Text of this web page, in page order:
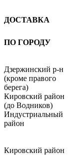
ДОСТАВКА
ПО ГОРОДУ
Дзержинский р-н
(кроме правого
берега)
Кировский район
(до Водников)
Индустриальный
район
Кировский район